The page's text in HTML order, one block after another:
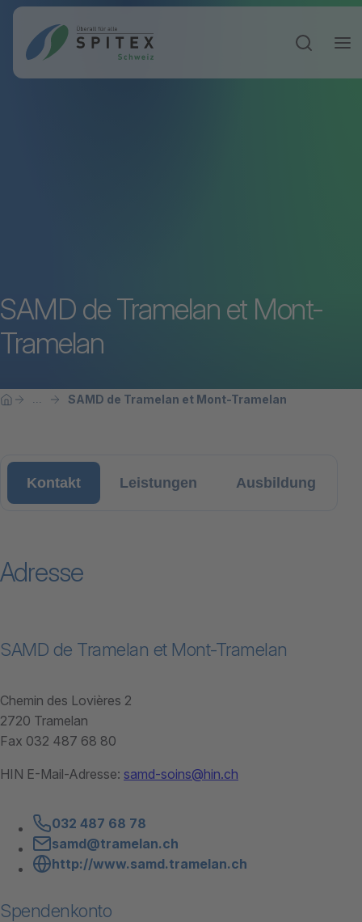
SAMD de Tramelan et Mont-
Tramelan
Breadcrumbnavigation
Sie befinden sich hier:
Home ... SAMD de Tramelan et Mont-Tramelan
Kontakt Leistungen Ausbildung
Adresse
SAMD de Tramelan et Mont-Tramelan
Chemin des Lovières 2
2720 Tramelan
Fax 032 487 68 80
HIN E-Mail-Adresse: samd-soins@hin.ch
032 487 68 78
samd@tramelan.ch
http://www.samd.tramelan.ch
Spendenkonto